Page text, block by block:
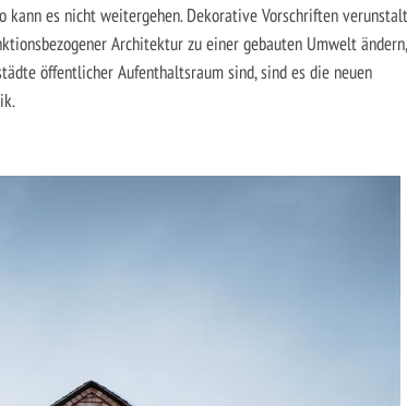
es nicht weitergehen. Dekorative Vorschriften
Architektur zu einer gebauten Umwelt ändern,
öffentlicher Aufenthaltsraum sind, sind es die neuen